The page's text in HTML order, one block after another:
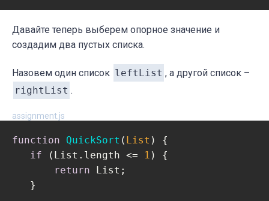
Давайте теперь выберем опорное значение и
создадим два пустых списка.
Назовем один список leftList , а другой список –
rightList .
assignment.js
function QuickSort ( List ) {
if (List.length <= 1 ) {
return List;
   }